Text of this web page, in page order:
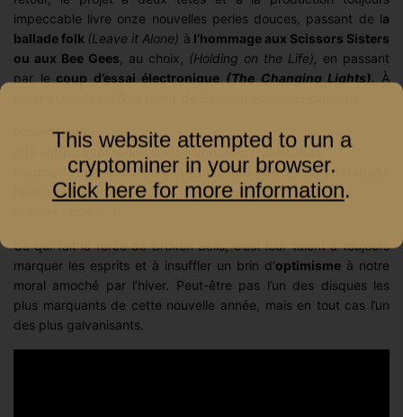
impeccable livre onze nouvelles perles douces, passant de la
ballade folk (Leave it Alone) à l’hommage aux Scissors Sisters
ou aux Bee Gees , au choix, (Holding on the Life), en passant
par le coup d’essai électronique (The Changing Lights). À
[soundcloud
url= »https://api.soundcloud.com/tracks/128510935″
params= »color=6b5f8a&auto_play=false&hide_related=false&s
how_artwork=true » width= »100% » height= »166″
Ce qui fait la force de Broken Bells, c’est leur talent à toujours
marquer les esprits et à insuffler un brin d’optimisme à notre
moral amoché par l’hiver. Peut-être pas l’un des disques les
plus marquants de cette nouvelle année, mais en tout cas l’un
des plus galvanisants.
This website attempted to run a
cryptominer in your browser.
Click here for more information.